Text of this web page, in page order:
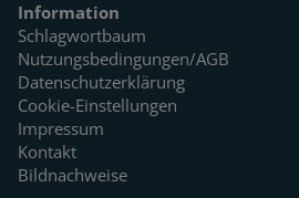
Information
Schlagwortbaum
Nutzungsbedingungen/AGB
Datenschutzerklärung
Cookie-Einstellungen
Impressum
Kontakt
Bildnachweise